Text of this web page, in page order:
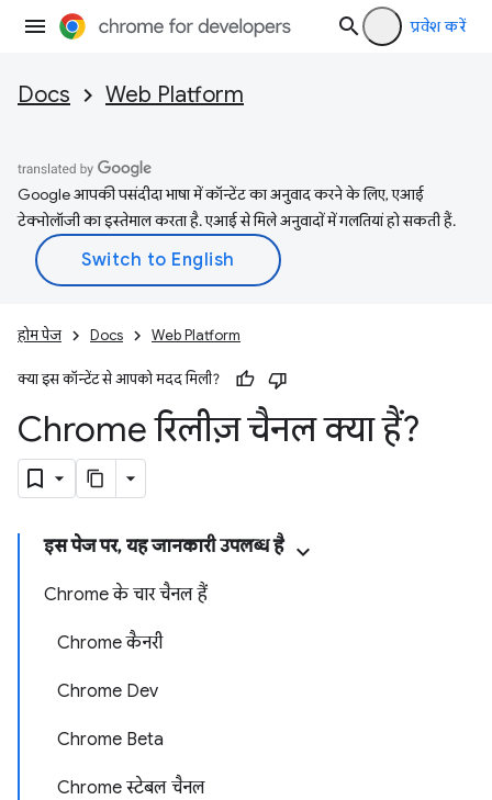
प्रवेश करें
Docs Web Platform
Google आपकी पसंदीदा भाषा में कॉन्टेंट का अनुवाद करने के लिए, एआई
टेक्नोलॉजी का इस्तेमाल करता है. एआई से मिले अनुवादों में गलतियां हो सकती हैं.
होम पेज Docs Web Platform
क्या इस कॉन्टेंट से आपको मदद मिली?
Chrome रिलीज़ चैनल क्या हैं?
इस पेज पर, यह जानकारी उपलब्ध है
Chrome के चार चैनल हैं
Chrome कैनरी
Chrome Dev
Chrome Beta
Chrome स्टेबल चैनल